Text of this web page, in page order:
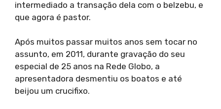
intermediado a transação dela com o belzebu, e
que agora é pastor.
Após muitos passar muitos anos sem tocar no
assunto, em 2011, durante gravação do seu
especial de 25 anos na Rede Globo, a
apresentadora desmentiu os boatos e até
beijou um crucifixo.